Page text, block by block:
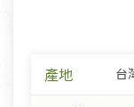
產地 台